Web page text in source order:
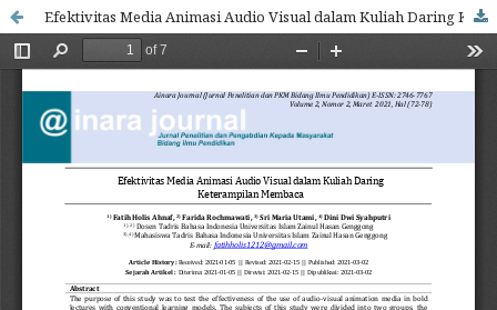
Efektivitas Media Animasi Audio Visual dalam Kuliah Daring Keterampilan Membaca